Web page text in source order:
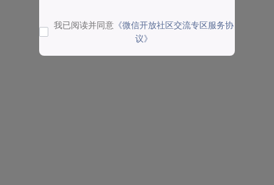
我已阅读并同意 《微信开放社区交流专区服务协
议》